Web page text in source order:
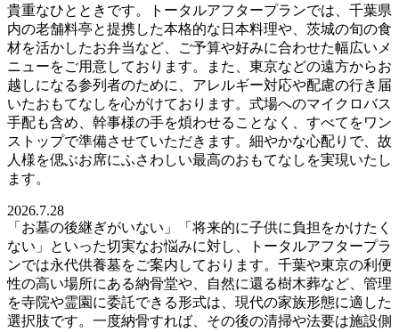
貴重なひとときです。トータルアフタープランでは、千葉県
内の老舗料亭と提携した本格的な日本料理や、茨城の旬の食
材を活かしたお弁当など、ご予算や好みに合わせた幅広いメ
ニューをご用意しております。また、東京などの遠方からお
越しになる参列者のために、アレルギー対応や配慮の行き届
いたおもてなしを心がけております。式場へのマイクロバス
手配も含め、幹事様の手を煩わせることなく、すべてをワン
ストップで準備させていただきます。細やかな心配りで、故
人様を偲ぶお席にふさわしい最高のおもてなしを実現いたし
ます。
2026.7.28
「お墓の後継ぎがいない」「将来的に子供に負担をかけたく
ない」といった切実なお悩みに対し、トータルアフタープラ
ンでは永代供養墓をご案内しております。千葉や東京の利便
性の高い場所にある納骨堂や、自然に還る樹木葬など、管理
を寺院や霊園に委託できる形式は、現代の家族形態に適した
選択肢です。一度納骨すれば、その後の清掃や法要は施設側